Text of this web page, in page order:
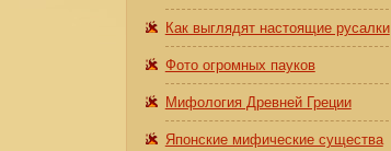
Как выглядят настоящие русалки
Фото огромных пауков
Мифология Древней Греции
Японские мифические существа